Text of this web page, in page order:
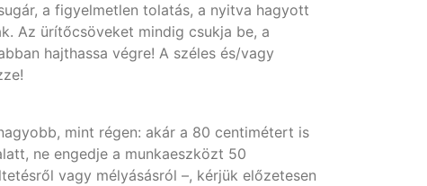
a figyelmetlen tolatás, a nyitva hagyott
Az ürítőcsöveket mindig csukja be, a
hajthassa végre! A széles és/vagy
mint régen: akár a 80 centimétert is
ne engedje a munkaeszközt 50
vagy mélyásásról –, kérjük előzetesen